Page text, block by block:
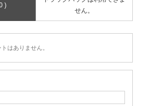
)
せん。
はありません。